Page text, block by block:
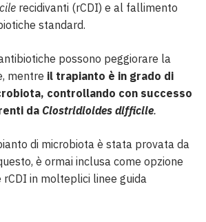
recidivanti (rCDI) e al fallimento
standard.
possono peggiorare la
mentre il trapianto è in grado di
controllando con successo
da Clostridioides difficile.
di microbiota è stata provata da
è ormai inclusa come opzione
in molteplici linee guida